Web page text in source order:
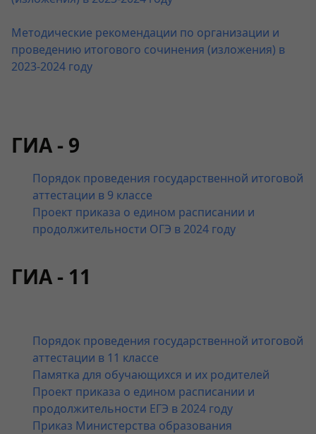
Методические рекомендации по организации и
проведению итогового сочинения (изложения) в
2023-2024 году
ГИА - 9
Порядок проведения государственной итоговой
аттестации в 9 классе
Проект приказа о едином расписании и
продолжительности ОГЭ в 2024 году
ГИА - 11
Порядок проведения государственной итоговой
аттестации в 11 классе
Памятка для обучающихся и их родителей
Проект приказа о едином расписании и
продолжительности ЕГЭ в 2024 году
Приказ Министерства образования